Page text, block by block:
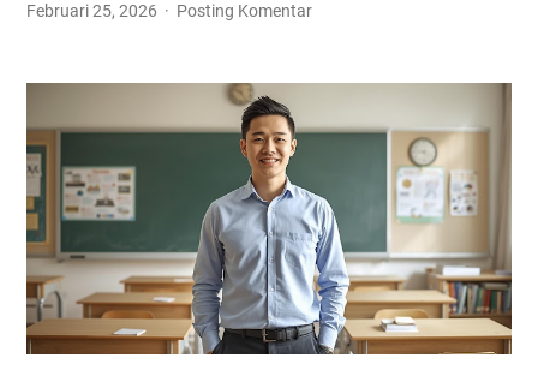
Februari 25, 2026 Posting Komentar